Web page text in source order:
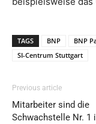
TAGS BNP BNP
SI-Centrum Stuttgart
Previous article
Mitarbeiter sind die
Schwachstelle Nr. 1